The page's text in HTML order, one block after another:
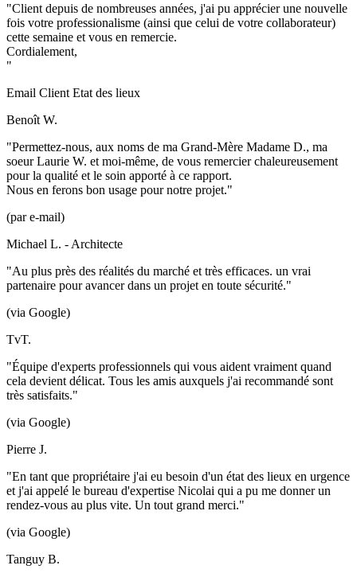
"Client depuis de nombreuses années, j'ai pu apprécier une nouvelle
fois votre professionalisme (ainsi que celui de votre collaborateur)
cette semaine et vous en remercie.
Cordialement,
"
Email Client Etat des lieux
Benoît W.
"Permettez-nous, aux noms de ma Grand-Mère Madame D., ma
soeur Laurie W. et moi-même, de vous remercier chaleureusement
pour la qualité et le soin apporté à ce rapport.
Nous en ferons bon usage pour notre projet."
(par e-mail)
Michael L. - Architecte
"Au plus près des réalités du marché et très efficaces. un vrai
partenaire pour avancer dans un projet en toute sécurité."
(via Google)
TvT.
"Équipe d'experts professionnels qui vous aident vraiment quand
cela devient délicat. Tous les amis auxquels j'ai recommandé sont
très satisfaits."
(via Google)
Pierre J.
"En tant que propriétaire j'ai eu besoin d'un état des lieux en urgence
et j'ai appelé le bureau d'expertise Nicolai qui a pu me donner un
rendez-vous au plus vite. Un tout grand merci."
(via Google)
Tanguy B.